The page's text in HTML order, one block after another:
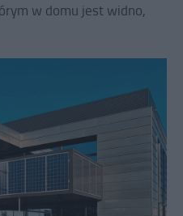
w domu jest widno,